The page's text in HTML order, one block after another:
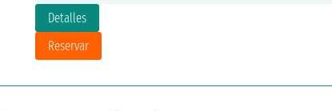
Detalles
Reservar